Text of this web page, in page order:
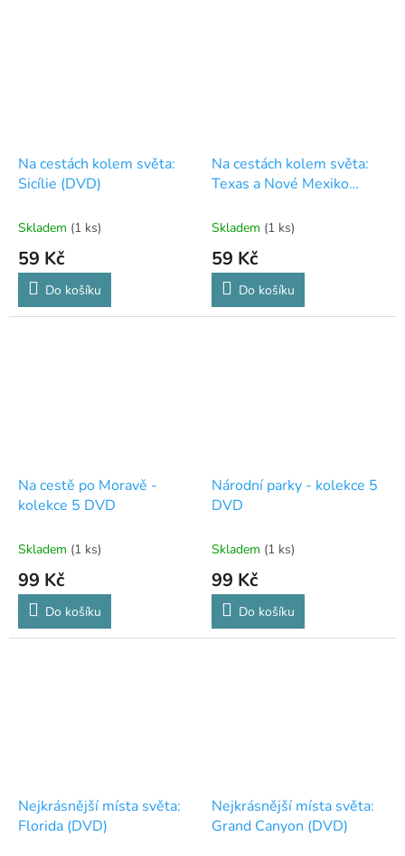
Na cestách kolem světa:
Sicílie (DVD)
Skladem (1 ks)
59 Kč
Do košíku
Na cestách kolem světa:
Texas a Nové Mexiko
Skladem (1 ks)
59 Kč
Do košíku
Na cestě po Moravě -
kolekce 5 DVD
Skladem (1 ks)
99 Kč
Do košíku
Národní parky - kolekce 5
DVD
Skladem (1 ks)
99 Kč
Do košíku
Nejkrásnější místa světa:
Florida (DVD)
Nejkrásnější místa světa:
Grand Canyon (DVD)